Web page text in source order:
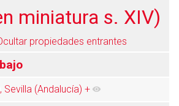
miniatura s. XIV)
propiedades entrantes
Sevilla (Andalucía) +